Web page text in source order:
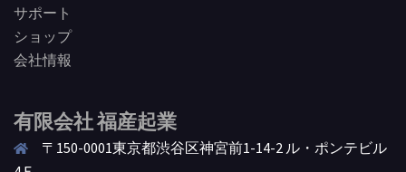
サポート
ショップ
会社情報
有限会社 福産起業
〒150-0001東京都渋谷区神宮前1-14-2 ル・ポンテビル